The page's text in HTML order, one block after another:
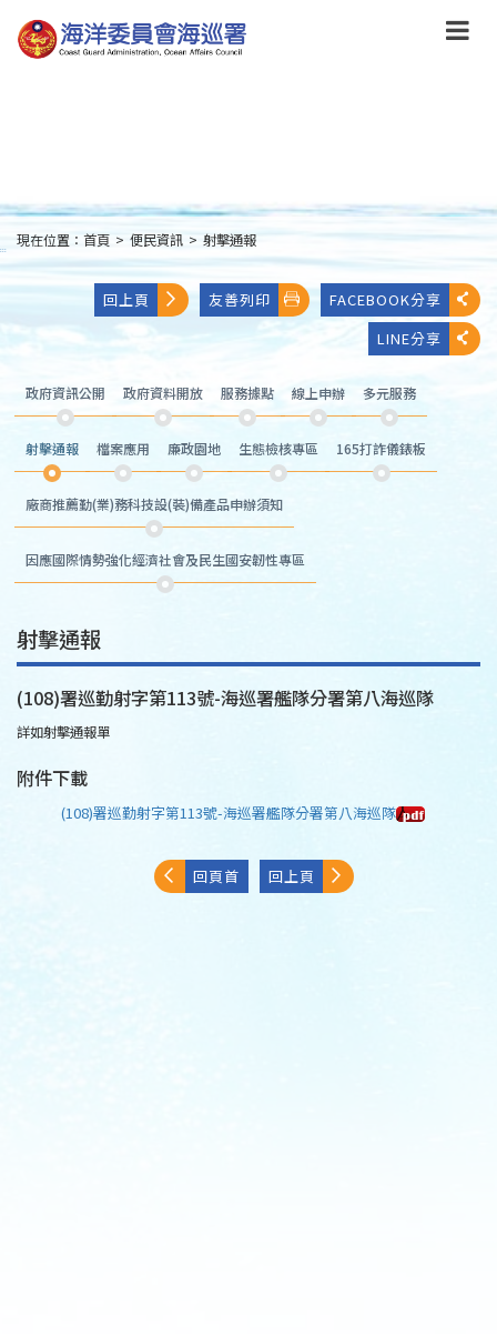
到
主
:::
現在位置： 首頁 > 便民資訊 > 射擊通報
回上頁 友善列印
FACEBOOK分享
LINE分享
政府資訊公開 政府資料開放 服務據點 線上申辦 多元服務
射擊通報 檔案應用 廉政園地 生態檢核專區 165打詐儀錶板
廠商推薦勤(業)務科技設(裝)備產品申辦須知
因應國際情勢強化經濟社會及民生國安韌性專區
射擊通報
(108)署巡勤射字第113號-海巡署艦隊分署第八海巡隊
詳如射擊通報單
附件下載
(108)署巡勤射字第113號-海巡署艦隊分署第八海巡隊
回頁首 回上頁